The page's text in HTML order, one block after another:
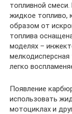
топливной
жидкое топливо,
образом от
топлива
моделях –
легко
Появление
использовать
мотоциклах и